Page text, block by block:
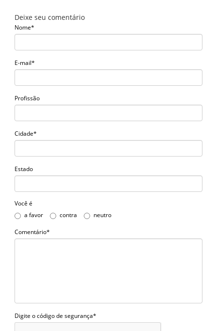
Deixe seu comentário
Nome*
E-mail*
Profissão
Cidade*
Estado
Você é
a favor
contra neutro
Comentário*
Digite o código de segurança*